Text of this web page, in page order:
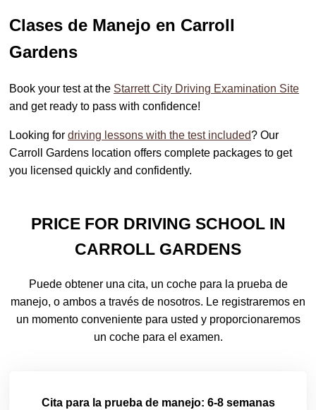
Clases de Manejo en Carroll
Gardens
Book your test at the Starrett City Driving Examination Site
and get ready to pass with confidence!
Looking for driving lessons with the test included? Our
Carroll Gardens location offers complete packages to get
you licensed quickly and confidently.
PRICE FOR DRIVING SCHOOL IN
CARROLL GARDENS
Puede obtener una cita, un coche para la prueba de
manejo, o ambos a través de nosotros. Le registraremos en
un momento conveniente para usted y proporcionaremos
un coche para el examen.
Cita para la prueba de manejo: 6-8 semanas